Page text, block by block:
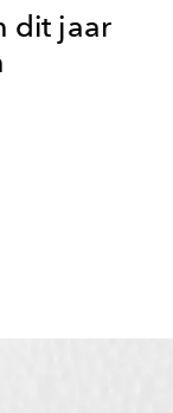
dit jaar